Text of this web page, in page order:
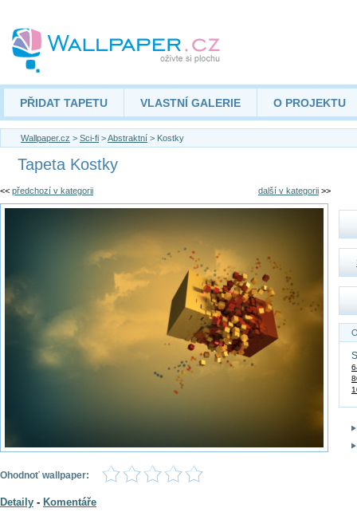
PŘIDAT TAPETU VLASTNÍ GALERIE O PROJEKTU
Wallpaper.cz > Sci-fi >Abstraktní > Kostky
Tapeta Kostky
<< předchozí v kategorii další v kategorii >>
Ohodnoť wallpaper:
Detaily - Komentáře